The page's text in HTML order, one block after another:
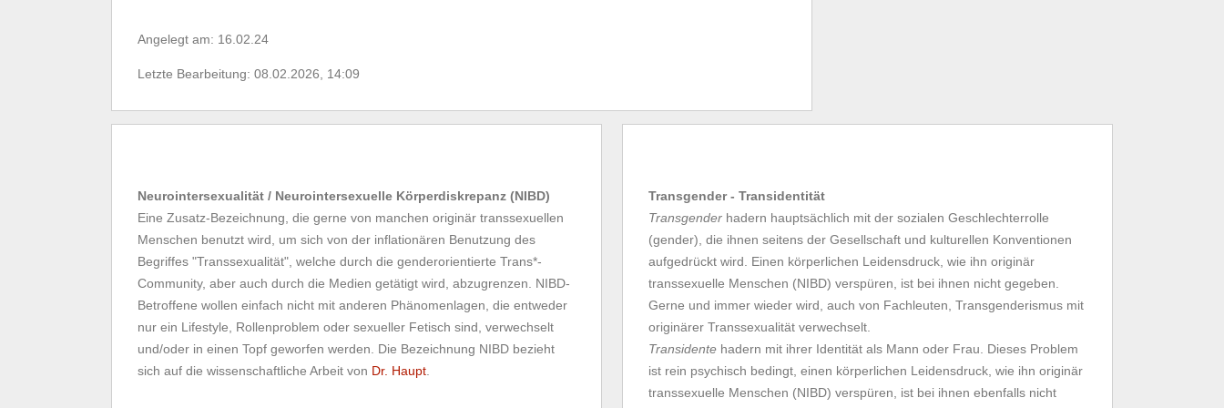
Angelegt am: 16.02.24
Letzte Bearbeitung: 08.02.2026, 14:09
Neurointersexualität / Neurointersexuelle Körperdiskrepanz (NIBD)
Eine Zusatz-Bezeichnung, die gerne von manchen originär transsexuellen
Menschen benutzt wird, um sich von der inflationären Benutzung des
Begriffes "Transsexualität", welche durch die genderorientierte Trans*-
Community, aber auch durch die Medien getätigt wird, abzugrenzen. NIBD-
Betroffene wollen einfach nicht mit anderen Phänomenlagen, die entweder
nur ein Lifestyle, Rollenproblem oder sexueller Fetisch sind, verwechselt
und/oder in einen Topf geworfen werden. Die Bezeichnung NIBD bezieht
sich auf die wissenschaftliche Arbeit von Dr. Haupt
Transgender - Transidentität
Transgender hadern hauptsächlich mit der sozialen Geschlechterrolle
(gender), die ihnen seitens der Gesellschaft und kulturellen Konventionen
aufgedrückt wird. Einen körperlichen Leidensdruck, wie ihn originär
transsexuelle Menschen (NIBD) verspüren, ist bei ihnen nicht gegeben.
Gerne und immer wieder wird, auch von Fachleuten, Transgenderismus mit
originärer Transsexualität verwechselt.
Transidente hadern mit ihrer Identität als Mann oder Frau. Dieses Problem
ist rein psychisch bedingt, einen körperlichen Leidensdruck, wie ihn originär
transsexuelle Menschen (NIBD) verspüren, ist bei ihnen ebenfalls nicht